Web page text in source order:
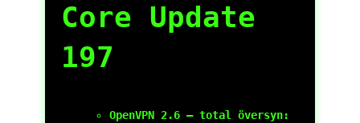
Core Update
197
OpenVPN 2.6 – total översyn: